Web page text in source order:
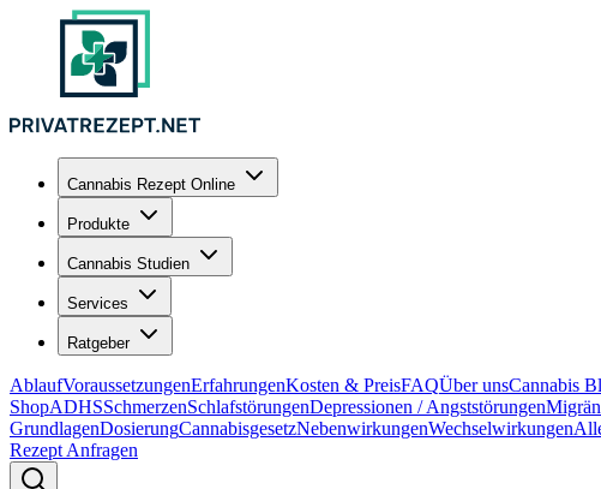
Cannabis Rezept Online
Produkte
Cannabis Studien
Services
Ratgeber
AblaufVoraussetzungenErfahrungenKosten & PreisFAQÜber unsCannabis
ShopADHSSchmerzenSchlafstörungenDepressionen / Angststörungen
GrundlagenDosierungCannabisgesetzNebenwirkungenWechselwirkungen
Rezept Anfragen